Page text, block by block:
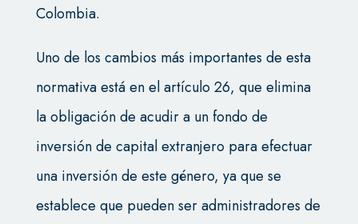
Colombia.
Uno de los cambios más importantes de esta
normativa está en el artículo 26, que elimina
la obligación de acudir a un fondo de
inversión de capital extranjero para efectuar
una inversión de este género, ya que se
establece que pueden ser administradores de